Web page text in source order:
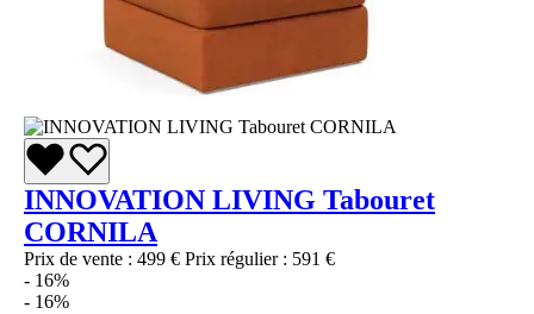
INNOVATION LIVING Tabouret
CORNILA
Prix de vente : 499 € Prix régulier : 591 €
- 16%
- 16%